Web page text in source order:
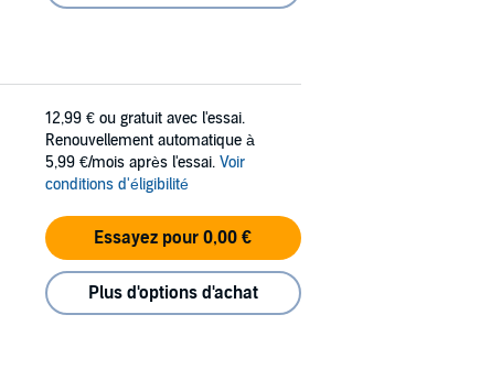
12,99 € ou gratuit avec l'essai.
Renouvellement automatique à
5,99 €/mois après l'essai. Voir
conditions d'éligibilité
Essayez pour 0,00 €
Plus d'options d'achat